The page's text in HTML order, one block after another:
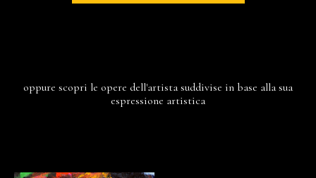
oppure scopri le opere dell'artista suddivise in base alla sua
espressione artistica